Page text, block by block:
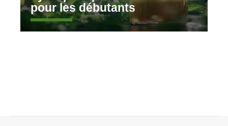
pour les débutants